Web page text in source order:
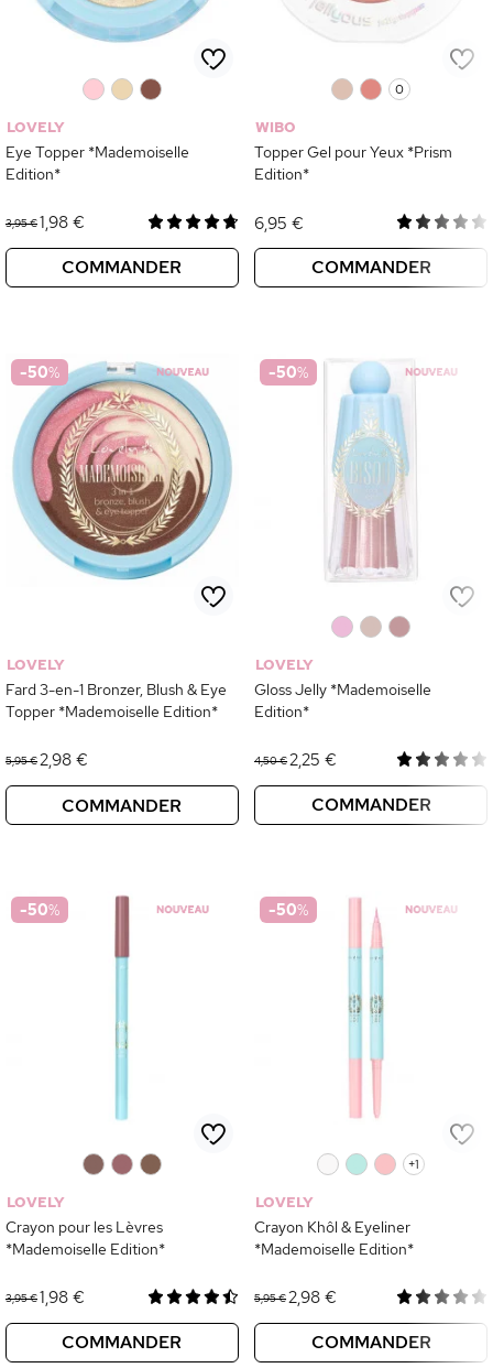
LOVELY
Eye Topper *Mademoiselle
Edition*
3,95 €1,98 €
COMMANDER
0
WIBO
Topper Gel pour Yeux *Prism
Edition*
6,95 €
COMMANDER
-50%
LOVELY
Fard 3-en-1 Bronzer, Blush & Eye
Topper *Mademoiselle Edition*
5,95 €2,98 €
COMMANDER
-50%
LOVELY
Gloss Jelly *Mademoiselle
Edition*
4,50 €2,25 €
COMMANDER
-50%
LOVELY
Crayon pour les Lèvres
*Mademoiselle Edition*
3,95 €1,98 €
COMMANDER
-50%
+1
LOVELY
Crayon Khôl & Eyeliner
*Mademoiselle Edition*
5,95 €2,98 €
COMMANDER